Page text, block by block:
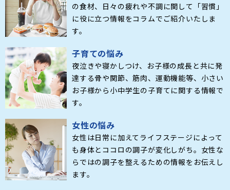
の食材、日々の疲れや不調に関して「習慣」
に役に立つ情報をコラムでご紹介いたしま
す。
子育ての悩み
夜泣きや寝かしつけ、お子様の成長と共に発
達する骨や関節、筋肉、運動機能等、小さい
お子様から小中学生の子育てに関する情報で
す。
女性の悩み
女性は日常に加えてライフステージによって
も身体とココロの調子が変化しがち。女性な
らではの調子を整えるための情報をお伝えし
ます。